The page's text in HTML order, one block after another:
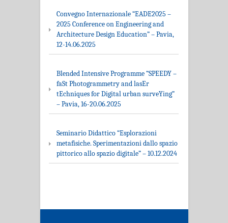
Convegno Internazionale “EADE2025 –
2025 Conference on Engineering and
Architecture Design Education” – Pavia,
12-14.06.2025
Blended Intensive Programme “SPEEDY –
faSt Photogrammetry and lasEr
tEchniques for Digital urban surveYing”
– Pavia, 16-20.06.2025
Seminario Didattico “Esplorazioni
metafisiche. Sperimentazioni dallo spazio
pittorico allo spazio digitale” – 10.12.2024